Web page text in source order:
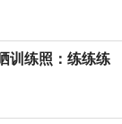
训练照：练练练